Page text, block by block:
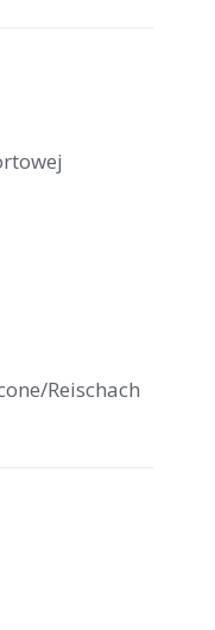
Reischach